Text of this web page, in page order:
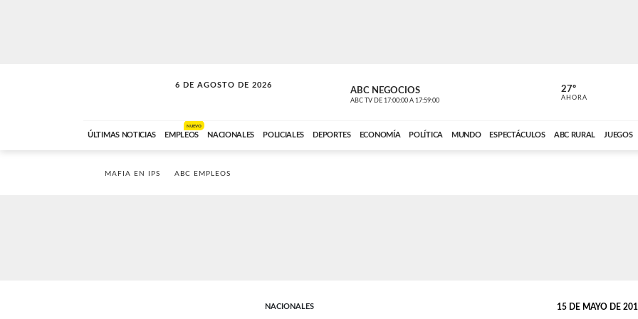
6 DE AGOSTO DE 2026
VITAMINAS ABC NEGOCIOS
ABC TV DE 17:00:00 A 17:59:00 ABC CARDINAL
27º
AHORA
ÚLTIMAS NOTICIAS EMPLEOS
NUEVO
NACIONALES POLICIALES DEPORTES ECONOMÍA POLÍTICA MUNDO ESPECTÁCULOS ABC RURAL JUEGOS
MAFIA EN IPS ABC EMPLEOS
NACIONALES 15 DE MAYO DE